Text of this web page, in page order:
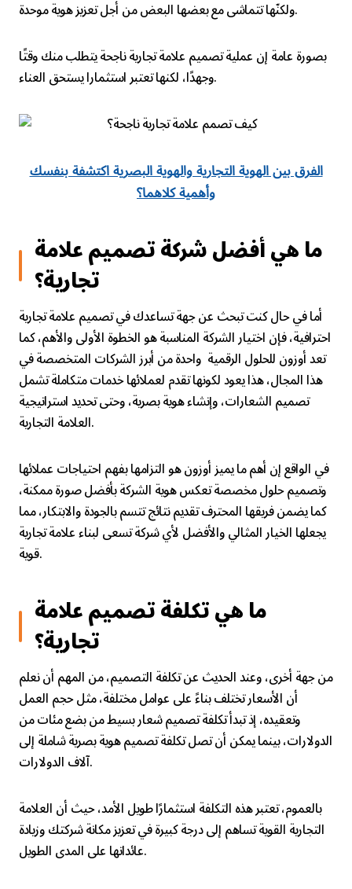
ولكنّها تتماشى مع بعضها البعض من أجل تعزيز هوية موحدة.
بصورة عامة إن عملية تصميم علامة تجارية ناجحة يتطلب منك وقتًا
وجهدًا، لكنها تعتبر استثمارا يستحق العناء.
الفرق بين الهوية التجارية والهوية البصرية اكتشفة بنفسك
وأهمية كلاهما؟
ما هي أفضل شركة تصميم علامة
تجارية؟
أما في حال كنت تبحث عن جهة تساعدك في تصميم علامة تجارية
احترافية، فإن اختيار الشركة المناسبة هو الخطوة الأولى والأهم، كما
تعد أوزون للحلول الرقمية واحدة من أبرز الشركات المتخصصة في
هذا المجال، هذا يعود لكونها تقدم لعملائها خدمات متكاملة تشمل
تصميم الشعارات، وإنشاء هوية بصرية، وحتى تحديد استراتيجية
العلامة التجارية.
في الواقع إن أهم ما يميز أوزون هو التزامها بفهم احتياجات عملائها
وتصميم حلول مخصصة تعكس هوية الشركة بأفضل صورة ممكنة،
كما يضمن فريقها المحترف تقديم نتائج تتسم بالجودة والابتكار، مما
يجعلها الخيار المثالي والأفضل لأي شركة تسعى لبناء علامة تجارية
قوية.
ما هي تكلفة تصميم علامة
تجارية؟
من جهة أخرى، وعند الحديث عن تكلفة التصميم، من المهم أن نعلم
أن الأسعار تختلف بناءً على عوامل مختلفة، مثل حجم العمل
وتعقيده، إذ تبدأ تكلفة تصميم شعار بسيط من بضع مئات من
الدولارات، بينما يمكن أن تصل تكلفة تصميم هوية بصرية شاملة إلى
آلاف الدولارات.
بالعموم، تعتبر هذه التكلفة استثمارًا طويل الأمد، حيث أن العلامة
التجارية القوية تساهم إلى درجة كبيرة في تعزيز مكانة شركتك وزيادة
عائداتها على المدى الطويل.